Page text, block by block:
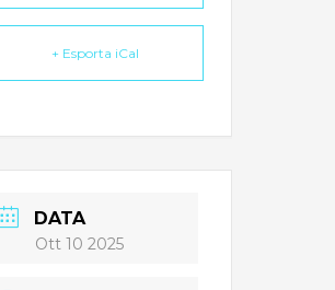
+ Esporta iCal
DATA
Ott 10 2025